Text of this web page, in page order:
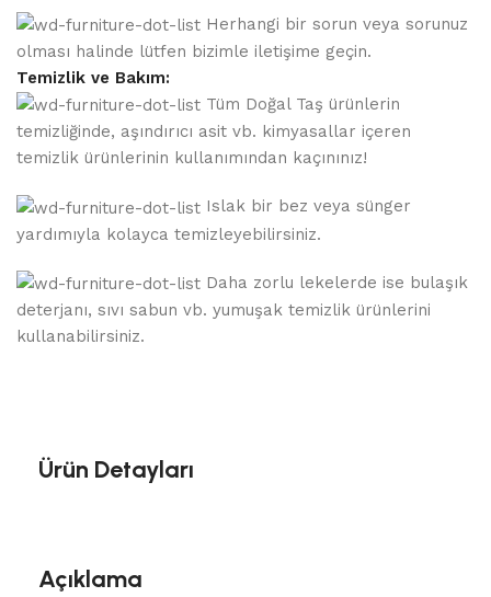
Herhangi bir sorun veya sorunuz
olması halinde lütfen bizimle iletişime geçin.
Temizlik ve Bakım:
Tüm Doğal Taş ürünlerin
temizliğinde, aşındırıcı asit vb. kimyasallar içeren
temizlik ürünlerinin kullanımından kaçınınız!
Islak bir bez veya sünger
yardımıyla kolayca temizleyebilirsiniz.
Daha zorlu lekelerde ise bulaşık
deterjanı, sıvı sabun vb. yumuşak temizlik ürünlerini
kullanabilirsiniz.
Ürün Detayları
Açıklama